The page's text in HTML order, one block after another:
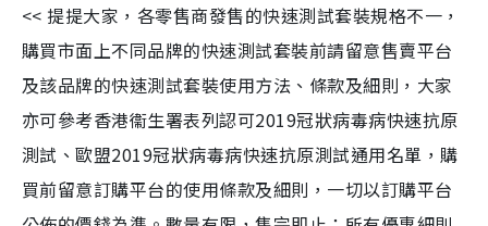
<< 提提大家，各零售商發售的快速測試套裝規格不一，
購買市面上不同品牌的快速測試套裝前請留意售賣平台
及該品牌的快速測試套裝使用方法、條款及細則，大家
亦可參考香港衞生署表列認可2019冠狀病毒病快速抗原
測試、歐盟2019冠狀病毒病快速抗原測試通用名單，購
買前留意訂購平台的使用條款及細則，一切以訂購平台